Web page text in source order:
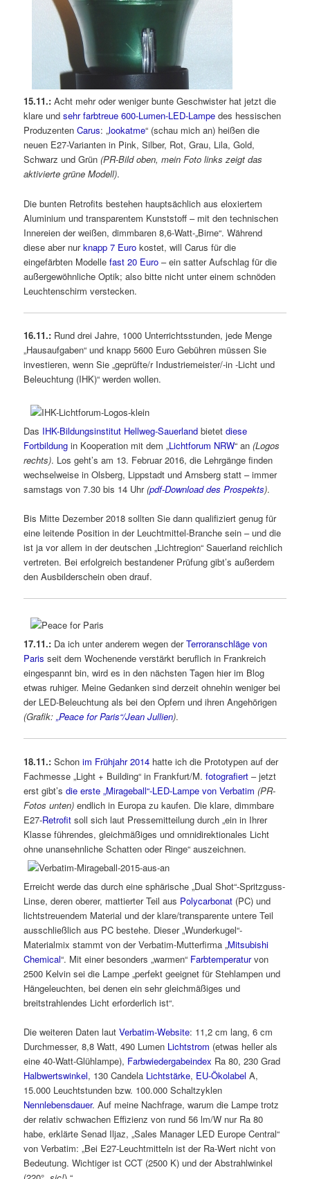
15.11.: Acht mehr oder weniger bunte Geschwister hat jetzt die
klare undsehr farbtreue 600-Lumen-LED-Lampe des hessischen
ProduzentenCarus: „lookatme“ (schau mich an) heißen die
neuen E27-Varianten in Pink, Silber, Rot, Grau, Lila, Gold,
Schwarz und Grün(PR-Bild oben, mein Foto links zeigt das
aktivierte grüne Modell).
Die bunten Retrofits bestehen hauptsächlich aus eloxiertem
Aluminium und transparentem Kunststoff – mit den technischen
Innereien der weißen, dimmbaren 8,6-Watt-„Birne“. Während
diese aber nurknapp 7 Euro kostet, will Carus für die
eingefärbten Modellefast 20 Euro – ein satter Aufschlag für die
außergewöhnliche Optik; also bitte nicht unter einem schnöden
Leuchtenschirm verstecken.
16.11.: Rund drei Jahre, 1000 Unterrichtsstunden, jede Menge
„Hausaufgaben“ und knapp 5600 Euro Gebühren müssen Sie
investieren, wenn Sie „geprüfte/r Industriemeister/-in -Licht und
Beleuchtung (IHK)“ werden wollen.
Das IHK-Bildungsinstitut Hellweg-Sauerland bietetdiese
Fortbildung in Kooperation mit dem „Lichtforum NRW“ an(Logos
rechts). Los geht’s am 13. Februar 2016, die Lehrgänge finden
wechselweise in Olsberg, Lippstadt und Arnsberg statt – immer
samstags von 7.30 bis 14 Uhr(pdf-Download des Prospekts).
Bis Mitte Dezember 2018 sollten Sie dann qualifiziert genug für
eine leitende Position in der Leuchtmittel-Branche sein – und die
ist ja vor allem in der deutschen „Lichtregion“ Sauerland reichlich
vertreten. Bei erfolgreich bestandener Prüfung gibt’s außerdem
den Ausbilderschein oben drauf.
17.11.: Da ich unter anderem wegen derTerroranschläge von
Paris seit dem Wochenende verstärkt beruflich in Frankreich
eingespannt bin, wird es in den nächsten Tagen hier im Blog
etwas ruhiger. Meine Gedanken sind derzeit ohnehin weniger bei
der LED-Beleuchtung als bei den Opfern und ihren Angehörigen
(Grafik:„Peace for Paris“/Jean Jullien).
18.11.: Schonim Frühjahr 2014 hatte ich die Prototypen auf der
Fachmesse „Light + Building“ in Frankfurt/M.fotografiert – jetzt
erst gibt’sdie erste „Mirageball“-LED-Lampe von Verbatim (PR-
Fotos unten) endlich in Europa zu kaufen. Die klare, dimmbare
E27-Retrofit soll sich laut Pressemitteilung durch „ein in Ihrer
Klasse führendes, gleichmäßiges und omnidirektionales Licht
ohne unansehnliche Schatten oder Ringe“ auszeichnen.
Erreicht werde das durch eine sphärische „Dual Shot“-Spritzguss-
Linse, deren oberer, mattierter Teil aus Polycarbonat (PC) und
lichtstreuendem Material und der klare/transparente untere Teil
ausschließlich aus PC bestehe. Dieser „Wunderkugel“-
Materialmix stammt von der Verbatim-Mutterfirma „Mitsubishi
Chemical“. Mit einer besonders „warmen“ Farbtemperaturvon
2500 Kelvin sei die Lampe „perfekt geeignet für Stehlampen und
Hängeleuchten, bei denen ein sehr gleichmäßiges und
breitstrahlendes Licht erforderlich ist“.
Die weiteren Daten lautVerbatim-Website: 11,2 cm lang, 6 cm
Durchmesser, 8,8 Watt, 490 Lumen Lichtstrom (etwas heller als
eine 40-Watt-Glühlampe), Farbwiedergabeindex Ra 80, 230 Grad
Halbwertswinkel, 130 Candela Lichtstärke, EU-Ökolabel A,
15.000 Leuchtstunden bzw. 100.000 Schaltzyklen
Nennlebensdauer. Auf meine Nachfrage, warum die Lampe trotz
der relativ schwachen Effizienz von rund 56 lm/W nur Ra 80
habe, erklärte Senad Iljaz, „Sales Manager LED Europe Central“
von Verbatim: „Bei E27-Leuchtmitteln ist der Ra-Wert nicht von
Bedeutung. Wichtiger ist CCT (2500 K) und der Abstrahlwinkel